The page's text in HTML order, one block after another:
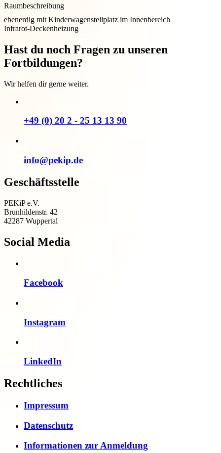
Raumbeschreibung
ebenerdig mit Kinderwagenstellplatz im Innenbereich
Infrarot-Deckenheizung
Hast du noch Fragen zu unseren
Fortbildungen?
Wir helfen dir gerne weiter.
+49 (0) 20 2 - 25 13 13 90
info@pekip.de
Geschäftsstelle
PEKiP e.V.
Brunhildenstr. 42
42287 Wuppertal
Social Media
Facebook
Instagram
LinkedIn
Rechtliches
Impressum
Datenschutz
Informationen zur Anmeldung